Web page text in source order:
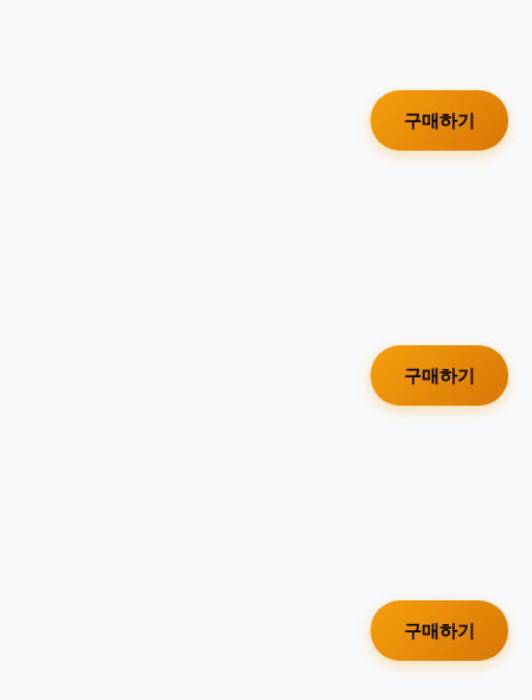
구매하기
구매하기
구매하기